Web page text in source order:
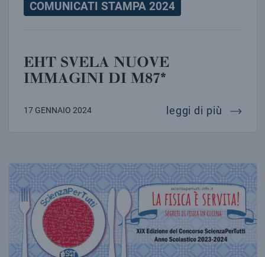
COMUNICATI STAMPA 2024
EHT SVELA NUOVE
IMMAGINI DI M87*
17 GENNAIO 2024 leggi di più eht
“LA FISICA È SERVITA!”: VIA AL CONCORSO DI